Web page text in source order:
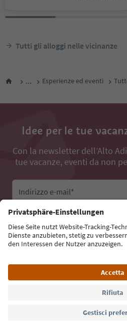
Tutti gli alloggi nelle vicinanze
... Esperienze ed eventi
Idee per le tue
Con la newsletter dell’Alto
tue vacanze, eventi da non
Indirizzo e-mail*
Iscriviti alla